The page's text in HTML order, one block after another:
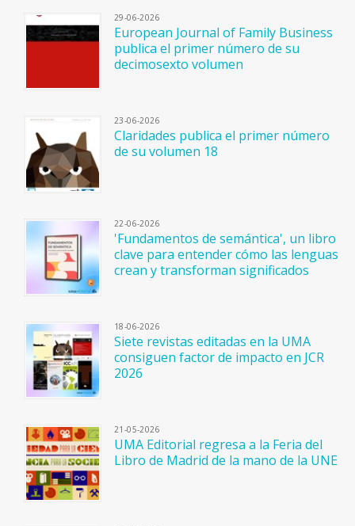
29-06-2026
European Journal of Family Business
publica el primer número de su
decimosexto volumen
23-06-2026
Claridades publica el primer número
de su volumen 18
22-06-2026
'Fundamentos de semántica', un libro
clave para entender cómo las lenguas
crean y transforman significados
18-06-2026
Siete revistas editadas en la UMA
consiguen factor de impacto en JCR
2026
21-05-2026
UMA Editorial regresa a la Feria del
Libro de Madrid de la mano de la UNE